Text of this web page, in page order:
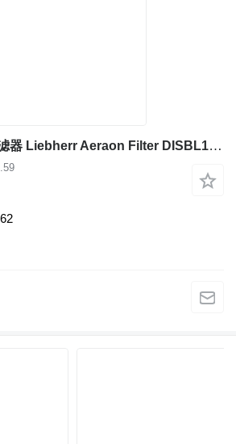
工程机械 的 液压过滤器 Liebherr Aeraon Filter DISBL10862